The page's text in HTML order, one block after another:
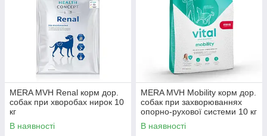
MERA MVH Renal корм дор.
собак при хворобах нирок 10
кг
В наявності
MERA MVH Mobility корм дор.
собак при захворюваннях
опорно-рухової системи 10 кг
В наявності